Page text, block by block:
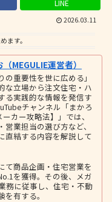
LINE
2026.03.11
ます。
MEGULIE運営者）
の重要性を世に広める」
な立場から注文住宅・ハ
る実践的な情報を発信す
チャンネル「まかろ
カー攻略法】」では、
業担当の選び方など、
直結する内容を解説して
て商品企画・住宅営業を
を獲得。その後、メガ
務に従事し、住宅・不動
有する。